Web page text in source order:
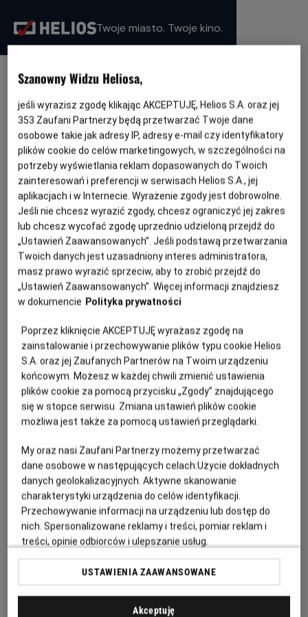
WYBIERZ SWOJE KINO
Bełchatów- Helios
Białystok- Helios Alfa
Białystok- Helios Biała
Białystok- Helios Jurowiecka
Bielsko-Biała- Helios
Bydgoszcz- Helios
Dąbrowa Górnicza- Helios
Gdańsk- Helios Forum
Gdańsk- Helios Metropolia
Gdynia- Helios
Gniezno- Helios
Gorzów Wielkopolski- Helios
Jelenia Góra- Helios
Kalisz- Helios
Katowice- Helios
Kędzierzyn-Koźle- Helios
Kielce- Helios
Konin- Helios
Koszalin- Helios
Krosno- Helios
Legionowo- Helios
Lubin- Helios
Łódź- Helios
Łomża- Helios
Nowy Sącz- Helios
Olsztyn- Helios
Opole- Helios Karolinka
Opole- Helios Solaris
Ostrów Wielkopolski- Helios
Pabianice- Helios
Piła- Helios
Piotrków Trybunalski- Helios
Płock- Helios
Poznań- Helios
Twoje miasto. Twoje kino.
Szanowny Widzu Heliosa,
jeśli wyrazisz zgodę klikając AKCEPTUJĘ, Helios S.A. oraz jej
353 Zaufani Partnerzy będą przetwarzać Twoje dane
osobowe takie jak adresy IP, adresy e-mail czy identyfikatory
plików cookie do celów marketingowych, w szczególności na
potrzeby wyświetlania reklam dopasowanych do Twoich
zainteresowań i preferencji w serwisach Helios S.A., jej
aplikacjach i w Internecie. Wyrażenie zgody jest dobrowolne.
Jeśli nie chcesz wyrazić zgody, chcesz ograniczyć jej zakres
lub chcesz wycofać zgodę uprzednio udzieloną przejdź do
„Ustawień Zaawansowanych”. Jeśli podstawą przetwarzania
Twoich danych jest uzasadniony interes administratora,
masz prawo wyrazić sprzeciw, aby to zrobić przejdź do
„Ustawień Zaawansowanych”. Więcej informacji znajdziesz
w dokumencie Polityka prywatności
Poprzez kliknięcie AKCEPTUJĘ wyrażasz zgodę na
zainstalowanie i przechowywanie plików typu cookie Helios
S.A. oraz jej Zaufanych Partnerów na Twoim urządzeniu
końcowym. Możesz w każdej chwili zmienić ustawienia
plików cookie za pomocą przycisku „Zgody” znajdującego
się w stopce serwisu. Zmiana ustawień plików cookie
możliwa jest także za pomocą ustawień przeglądarki.
My oraz nasi Zaufani Partnerzy możemy przetwarzać
dane osobowe w następujących celach:Użycie dokładnych
danych geolokalizacyjnych. Aktywne skanowanie
charakterystyki urządzenia do celów identyfikacji.
Przechowywanie informacji na urządzeniu lub dostęp do
nich. Spersonalizowane reklamy i treści, pomiar reklam i
treści, opinie odbiorców i ulepszanie usług.
Lista Zaufanych Partnerów
USTAWIENIA ZAAWANSOWANE
Akceptuję